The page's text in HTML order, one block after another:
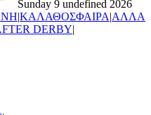
Sunday 9 undefined 2026
|ΚΑΛΑΘΟΣΦΑΙΡΑ|ΑΛΛΑ
DERBY|